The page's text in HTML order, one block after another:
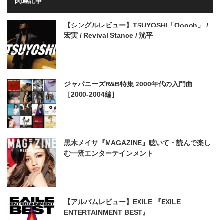
【シングルレビュー】TSUYOSHI「Ooooh」 /
宏実 / Revival Stance / 洸平
ジャパニーズR&B特集 2000年代の入門曲
［2000-2004編］
黒木メイサ『MAGAZINE』聴いて・読んで楽し
む一流エンターテインメント
【アルバムレビュー】EXILE 『EXILE
ENTERTAINMENT BEST』